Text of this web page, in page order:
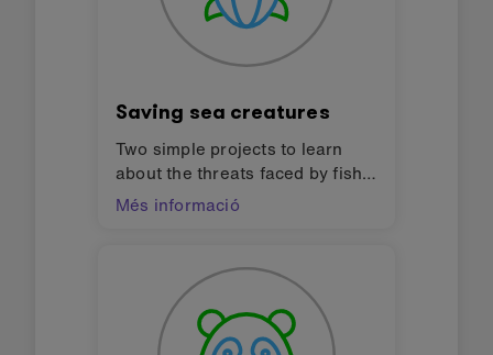
Saving sea creatures
Two simple projects to learn
about the threats faced by fish
and sea turtles and how
diversity. Design challenges for
finding solutions to the Global
Goals for sustainable
development (SDGs).
Més informació